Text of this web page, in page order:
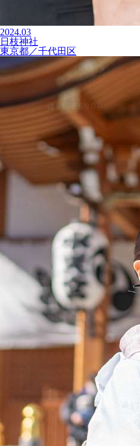
2024.03
日枝神社
東京都／千代田区